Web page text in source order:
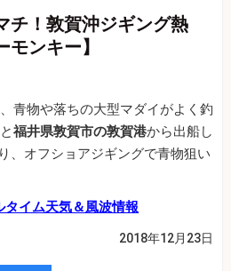
チ！敦賀沖ジギング熱
ンキー】
青物や落ちの大型マダイがよく釣
福井県敦賀市の敦賀港から出船し
、オフショアジギングで青物狙い
イム天気＆風波情報
2018年12月23日